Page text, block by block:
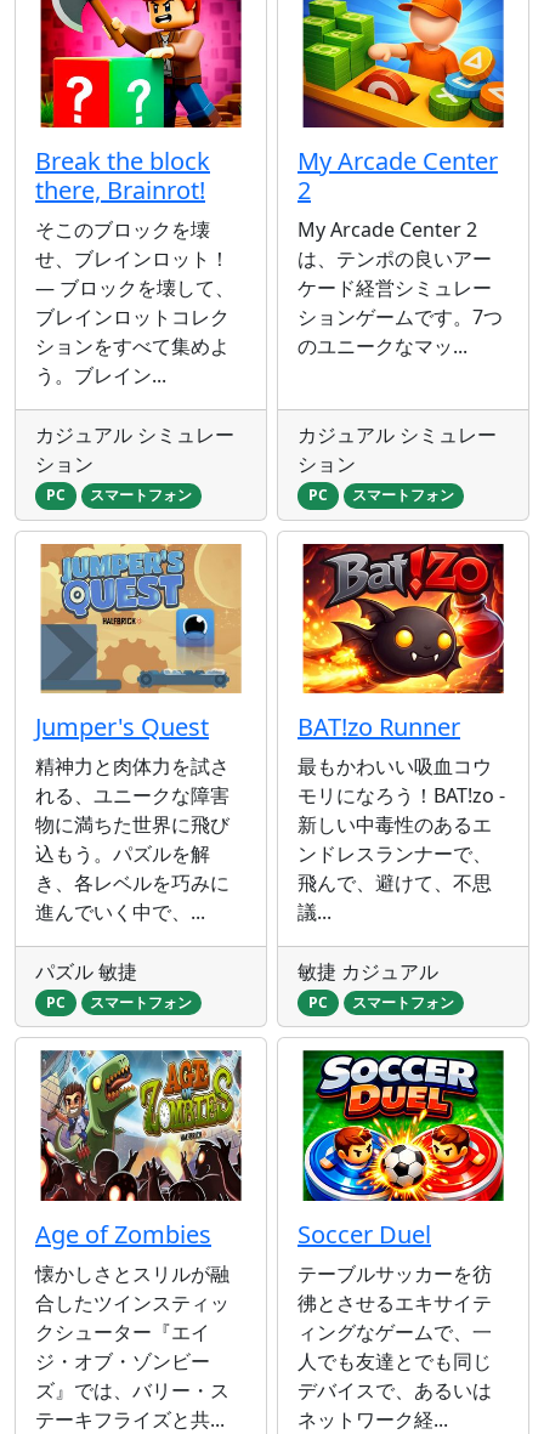
Break the block
there, Brainrot!
そこのブロックを壊
せ、ブレインロット！
— ブロックを壊して、
ブレインロットコレク
ションをすべて集めよ
う。ブレイン...
カジュアル シミュレー
ション
PC スマートフォン
My Arcade Center
2
My Arcade Center 2
は、テンポの良いアー
ケード経営シミュレー
ションゲームです。7つ
のユニークなマッ...
カジュアル シミュレー
ション
PC スマートフォン
Jumper's Quest
精神力と肉体力を試さ
れる、ユニークな障害
物に満ちた世界に飛び
込もう。パズルを解
き、各レベルを巧みに
進んでいく中で、...
パズル 敏捷
PC スマートフォン
BAT!zo Runner
最もかわいい吸血コウ
モリになろう！BAT!zo -
新しい中毒性のあるエ
ンドレスランナーで、
飛んで、避けて、不思
議...
敏捷 カジュアル
PC スマートフォン
Age of Zombies
懐かしさとスリルが融
合したツインスティッ
クシューター『エイ
ジ・オブ・ゾンビー
ズ』では、バリー・ス
テーキフライズと共...
Soccer Duel
テーブルサッカーを彷
彿とさせるエキサイテ
ィングなゲームで、一
人でも友達とでも同じ
デバイスで、あるいは
ネットワーク経...